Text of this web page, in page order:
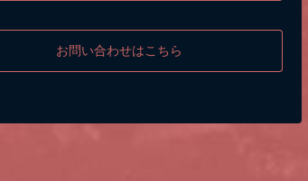
お問い合わせはこちら